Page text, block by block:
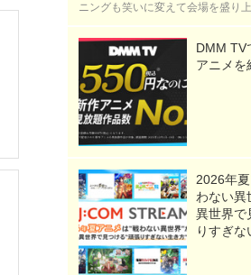
ニングも笑いに変えて会場を盛り上
DMM TV
アニメを
2026年
わない異
異世界で
りすぎ